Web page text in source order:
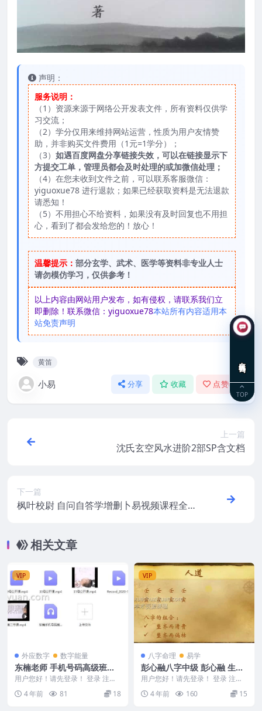
声明：
服务说明：
（1）资源来源于网络公开发表文件，所有资料仅供学
习交流；
（2）学分仅用来维持网站运营，性质为用户友情赞
助，并非购买文件费用（1元=1学分）；
（3） 如遇百度网盘分享链接失效，可以在链接显示下
方提交工单，管理员都会及时处理的或加微信处理；
（4）在您未收到文件之前，可以联系客服微信：
yiguoxue78 进行退款；如果已经获取资料是无法退款
请悉知！
（5）不用担心不给资料，如果没有及时回复也不用担
心，看到了都会发给您的！放心！
温馨提示： 部分玄学、武术、医学等资料非专业人士
请勿模仿学习，仅供参考！
以上内容由网站用户发布，如有侵权，请联系我们立
即删除！联系微信：yiguoxue78本站所有内容适用本
站免责声明
黄笛
小易 分享 收藏 点赞(0)
上一篇
沈氏玄空风水进阶2部SP含文档
下一篇
枫叶校尉 自问自答学增删卜易视频课程全57
相关文章
VIP
外应数字 数字能量
东楠老师 手机号码高级班录
音+视频
用户您好！请先登录！ 登录 注册
东楠老师 手机号码高级班 另外
课程东南手...
4 年前 81 18
VIP
八字命理 易学
彭心融八字中级 彭心融 生活
的艺术八字中级班视频44集
用户您好！请先登录！ 登录 注册
彭心融八字中级教学资源 彭心融
八字中级 彭心融...
4 年前 160 15
TOP